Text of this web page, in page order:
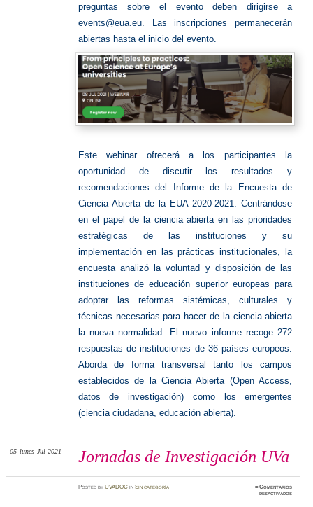
preguntas sobre el evento deben dirigirse a
events@eua.eu.
Las inscripciones permanecerán
abiertas hasta el inicio del evento.
Este webinar ofrecerá a los participantes la
oportunidad de discutir los resultados y
recomendaciones del Informe de la Encuesta de
Ciencia Abierta de la EUA 2020-2021. Centrándose
en el papel de la ciencia abierta en las prioridades
estratégicas de las instituciones y su
implementación en las prácticas institucionales, la
encuesta analizó la voluntad y disposición de las
instituciones de educación superior europeas para
adoptar las reformas sistémicas, culturales y
técnicas necesarias para hacer de la ciencia abierta
la nueva normalidad.
El nuevo informe recoge 272
respuestas de instituciones de 36 países europeos.
Aborda de forma transversal tanto los campos
establecidos de la Ciencia Abierta (Open Access,
datos de investigación) como los emergentes
(ciencia ciudadana, educación abierta).
Jornadas de Investigación UVa
05 lunes Jul 2021
PostedbyUVADOC inSin categoría ≈Comentarios
desactivadosen